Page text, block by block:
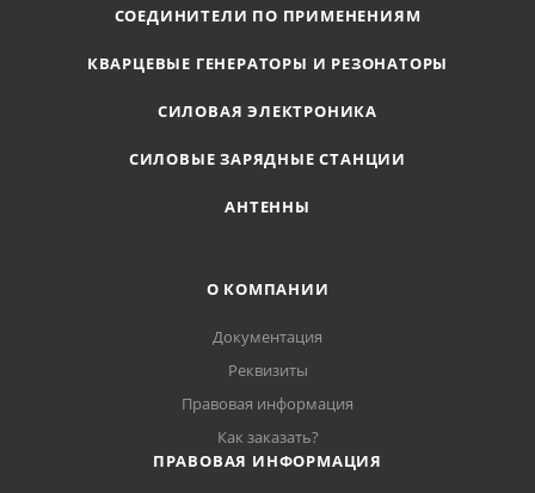
СОЕДИНИТЕЛИ ПО ПРИМЕНЕНИЯМ
КВАРЦЕВЫЕ ГЕНЕРАТОРЫ И РЕЗОНАТОРЫ
СИЛОВАЯ ЭЛЕКТРОНИКА
СИЛОВЫЕ ЗАРЯДНЫЕ СТАНЦИИ
АНТЕННЫ
О КОМПАНИИ
Документация
Реквизиты
Правовая информация
Как заказать?
ПРАВОВАЯ ИНФОРМАЦИЯ